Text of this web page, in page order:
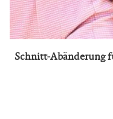
Schnitt-Abänderung